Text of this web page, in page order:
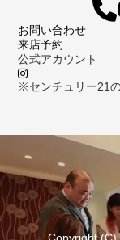
お問い合わせ
来店予約
公式アカウント
※センチュリー21